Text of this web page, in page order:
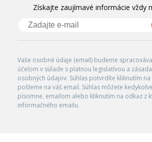
Získajte zaujímavé informácie vždy
Vaše osobné údaje (email) budeme
účelom v súlade s platnou legislatívou a
osobných údajov. Súhlas potvrdíte kliknutím
pošleme na váš email. Súhlas môžete
písomne, emailom alebo kliknutím na odkaz z
informačného emailu.